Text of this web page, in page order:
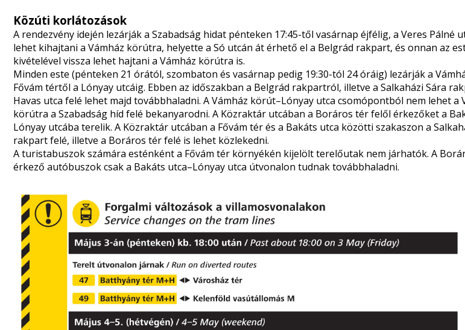
Közúti korlátozások
A rendezvény idején lezárják a Szabadság hidat pénteken 17:45-től vasárnap éjfélig, a Veres Pálné
lehet kihajtani a Vámház körútra, helyette a Só utcán át érhető el a Belgrád rakpart, és onnan az
kivételével vissza lehet hajtani a Vámház körútra is.
Minden este (pénteken 21 órától, szombaton és vasárnap pedig 19:30-tól 24 óráig) lezárják a
Fővám tértől a Lónyay utcáig. Ebben az időszakban a Belgrád rakpartról, illetve a Salkaházi Sára
Havas utca felé lehet majd továbbhaladni. A Vámház körút–Lónyay utca csomópontból nem lehet a
körútra a Szabadság híd felé bekanyarodni. A Közraktár utcában a Boráros tér felől érkezőket a
Lónyay utcába terelik. A Közraktár utcában a Fővám tér és a Bakáts utca közötti szakaszon a
rakpart felé, illetve a Boráros tér felé is lehet közlekedni.
A turistabuszok számára esténként a Fővám tér környékén kijelölt terelőutak nem járhatók. A
érkező autóbuszok csak a Bakáts utca–Lónyay utca útvonalon tudnak továbbhaladni.